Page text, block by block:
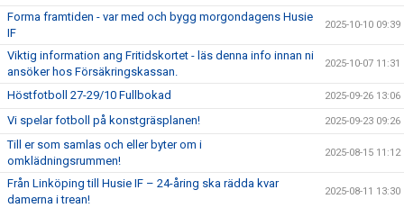
Forma framtiden - var med och bygg morgondagens Husie
IF
2025-10-10 09:39
Viktig information ang Fritidskortet - läs denna info innan ni
ansöker hos Försäkringskassan.
2025-10-07 11:31
Höstfotboll 27-29/10 Fullbokad 2025-09-26 13:06
Vi spelar fotboll på konstgräsplanen! 2025-09-23 09:26
Till er som samlas och eller byter om i
omklädningsrummen!
2025-08-15 11:12
Från Linköping till Husie IF – 24-åring ska rädda kvar
damerna i trean!
2025-08-11 13:30